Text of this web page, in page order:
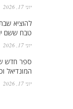
יוני 17, 2026
להוציא
טבח ששם
יוני 17, 2026
ספר חדש
המונדיאל
יוני 17, 2026